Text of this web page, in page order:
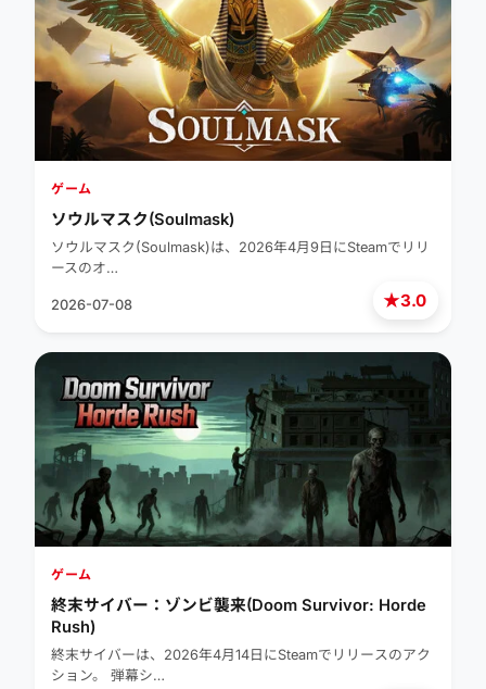
★3.0
ゲーム
ソウルマスク(Soulmask)
ソウルマスク(Soulmask)は、2026年4月9日にSteamでリリ
ースのオ…
2026-07-08
ゲーム
終末サイバー：ゾンビ襲来(Doom Survivor: Horde
Rush)
終末サイバーは、2026年4月14日にSteamでリリースのアク
ション。 弾幕シ…